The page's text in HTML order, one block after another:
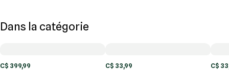
Dans la catégorie
C$ 399,99
C$ 33,99
C$